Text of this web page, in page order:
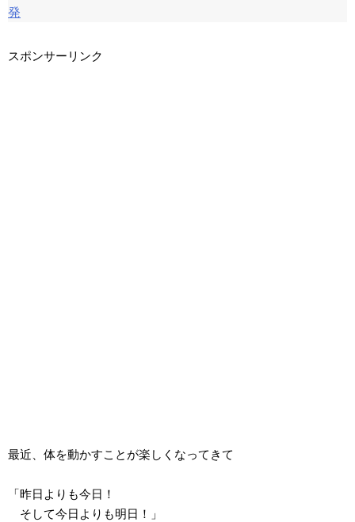
発
スポンサーリンク
最近、体を動かすことが楽しくなってきて
「昨日よりも今日！
そして今日よりも明日！」